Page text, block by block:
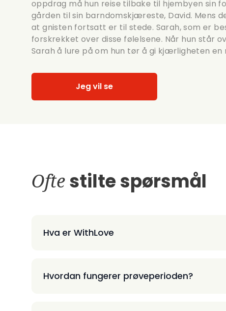
oppdrag må hun reise tilbake til hjembyen sin
gården til sin barndomskjæreste, David. Mens
at gnisten fortsatt er til stede. Sarah, som er
forskrekket over disse følelsene. Når hun står
Sarah å lure på om hun tør å gi kjærligheten en
Jeg vil se
Ofte stilte spørsmål
Hva er WithLove
Hvordan fungerer prøveperioden?